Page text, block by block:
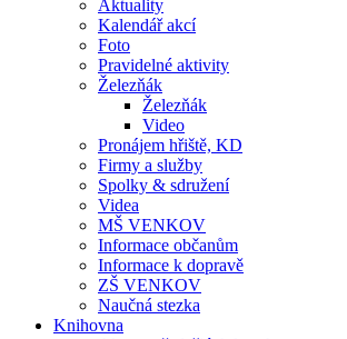
Aktuality
Kalendář akcí
Foto
Pravidelné aktivity
Železňák
Železňák
Video
Pronájem hřiště, KD
Firmy a služby
Spolky & sdružení
Videa
MŠ VENKOV
Informace občanům
Informace k dopravě
ZŠ VENKOV
Naučná stezka
Knihovna